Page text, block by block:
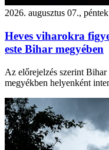
2026. augusztus 07., péntek
Heves viharokra
este Bihar megyében
Az előrejelzés szerint
megyékben helyenként